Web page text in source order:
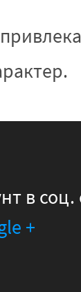
в соц.
+